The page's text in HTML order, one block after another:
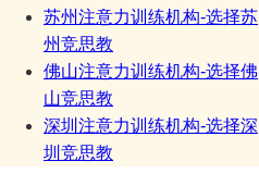
苏州注意力训练机构-选择苏
州竞思教
佛山注意力训练机构-选择佛
山竞思教
深圳注意力训练机构-选择深
圳竞思教